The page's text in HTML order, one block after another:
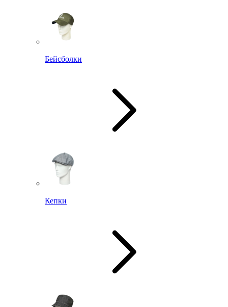
Бейсболки
Кепки